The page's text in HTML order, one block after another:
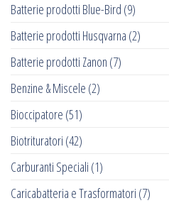
Batterie prodotti Blue-Bird (9)
Batterie prodotti Husqvarna (2)
Batterie prodotti Zanon (7)
Benzine & Miscele (2)
Bioccipatore (51)
Biotrituratori (42)
Carburanti Speciali (1)
Caricabatteria e Trasformatori (7)